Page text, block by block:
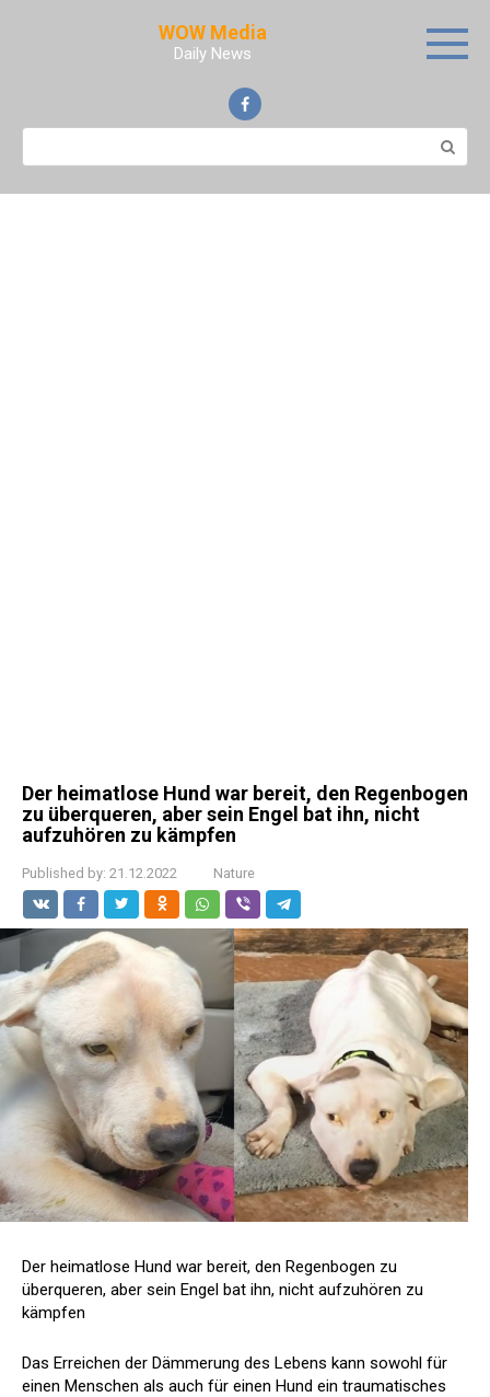
WOW Media
Daily News
Search:
Der heimatlose Hund war bereit, den Regenbogen
zu überqueren, aber sein Engel bat ihn, nicht
aufzuhören zu kämpfen
Published by: 21.12.2022 Nature
Der heimatlose Hund war bereit, den Regenbogen zu
überqueren, aber sein Engel bat ihn, nicht aufzuhören zu
kämpfen
Das Erreichen der Dämmerung des Lebens kann sowohl für
einen Menschen als auch für einen Hund ein traumatisches